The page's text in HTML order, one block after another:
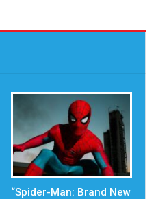
“Spider-Man: Brand New